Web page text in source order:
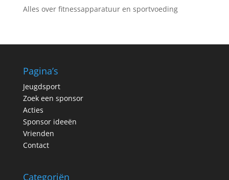
Alles over fitnessapparatuur en sportvoeding
Pagina’s
Jeugdsport
Zoek een sponsor
Acties
Sponsor ideeën
Vrienden
Contact
Categoriën